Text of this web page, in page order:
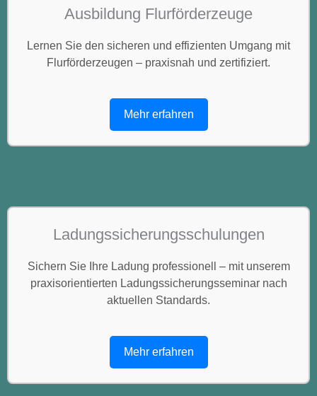
Ausbildung Flurförderzeuge
Lernen Sie den sicheren und effizienten Umgang mit
Flurförderzeugen – praxisnah und zertifiziert.
Mehr erfahren
Ladungssicherungsschulungen
Sichern Sie Ihre Ladung professionell – mit unserem
praxisorientierten Ladungssicherungsseminar nach
aktuellen Standards.
Mehr erfahren